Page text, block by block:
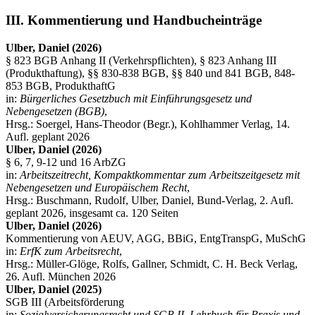
III. Kommentierung und Handbucheinträge
Ulber, Daniel (2026)
§ 823 BGB Anhang II (Verkehrspflichten), § 823 Anhang III
(Produkthaftung), §§ 830-838 BGB, §§ 840 und 841 BGB, 848-
853 BGB, ProdukthaftG
in: Bürgerliches Gesetzbuch mit Einführungsgesetz und
Nebengesetzen (BGB),
Hrsg.: Soergel, Hans-Theodor (Begr.), Kohlhammer Verlag, 14.
Aufl. geplant 2026
Ulber, Daniel (2026)
§ 6, 7, 9-12 und 16 ArbZG
in: Arbeitszeitrecht, Kompaktkommentar zum Arbeitszeitgesetz mit
Nebengesetzen und Europäischem Recht,
Hrsg.: Buschmann, Rudolf, Ulber, Daniel, Bund-Verlag, 2. Aufl.
geplant 2026, insgesamt ca. 120 Seiten
Ulber, Daniel (2026)
Kommentierung von AEUV, AGG, BBiG, EntgTranspG, MuSchG
in: ErfK zum Arbeitsrecht,
Hrsg.: Müller-Glöge, Rolfs, Gallner, Schmidt, C. H. Beck Verlag,
26. Aufl. München 2026
Ulber, Daniel (2025)
SGB III (Arbeitsförderung